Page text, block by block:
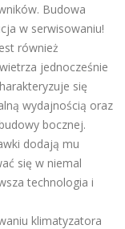
Budowa
w serwisowaniu!
również
jednocześnie
się
wydajnością oraz
bocznej.
dodają mu
się w niemal
technologia i
klimatyzatora